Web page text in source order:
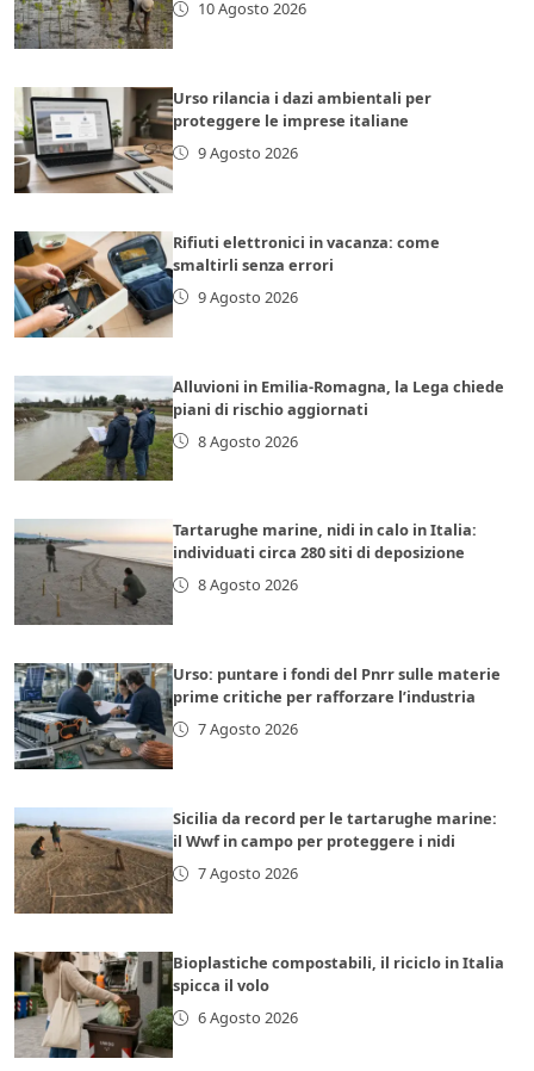
10 Agosto 2026
Urso rilancia i dazi ambientali per
proteggere le imprese italiane
9 Agosto 2026
Rifiuti elettronici in vacanza: come
smaltirli senza errori
9 Agosto 2026
Alluvioni in Emilia-Romagna, la Lega chiede
piani di rischio aggiornati
8 Agosto 2026
Tartarughe marine, nidi in calo in Italia:
individuati circa 280 siti di deposizione
8 Agosto 2026
Urso: puntare i fondi del Pnrr sulle materie
prime critiche per rafforzare l’industria
7 Agosto 2026
Sicilia da record per le tartarughe marine:
il Wwf in campo per proteggere i nidi
7 Agosto 2026
Bioplastiche compostabili, il riciclo in Italia
spicca il volo
6 Agosto 2026